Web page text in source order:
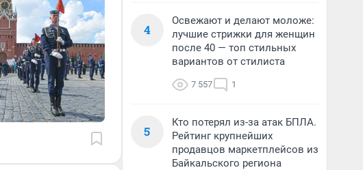
4
Освежают и делают моложе:
лучшие стрижки для женщин
после 40 — топ стильных
вариантов от стилиста
7 557 1
5
Кто потерял из-за атак БПЛА.
Рейтинг крупнейших
продавцов маркетплейсов из
Байкальского региона